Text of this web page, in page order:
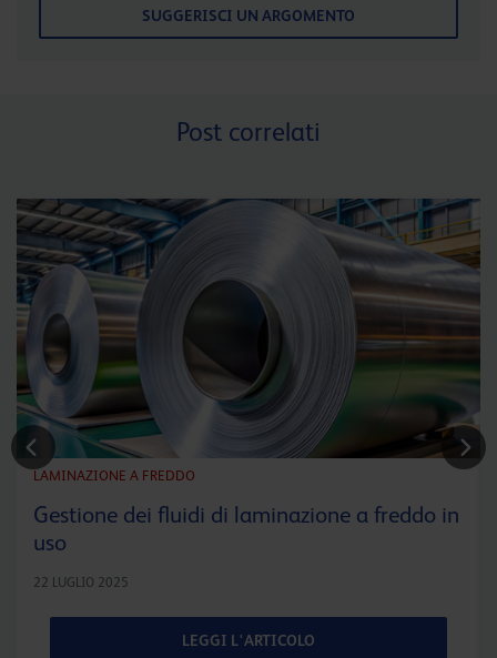
SUGGERISCI UN ARGOMENTO
Post correlati
LAMINAZIONE A FREDDO
Gestione dei fluidi di laminazione a freddo in
uso
22 LUGLIO 2025
LEGGI L'ARTICOLO